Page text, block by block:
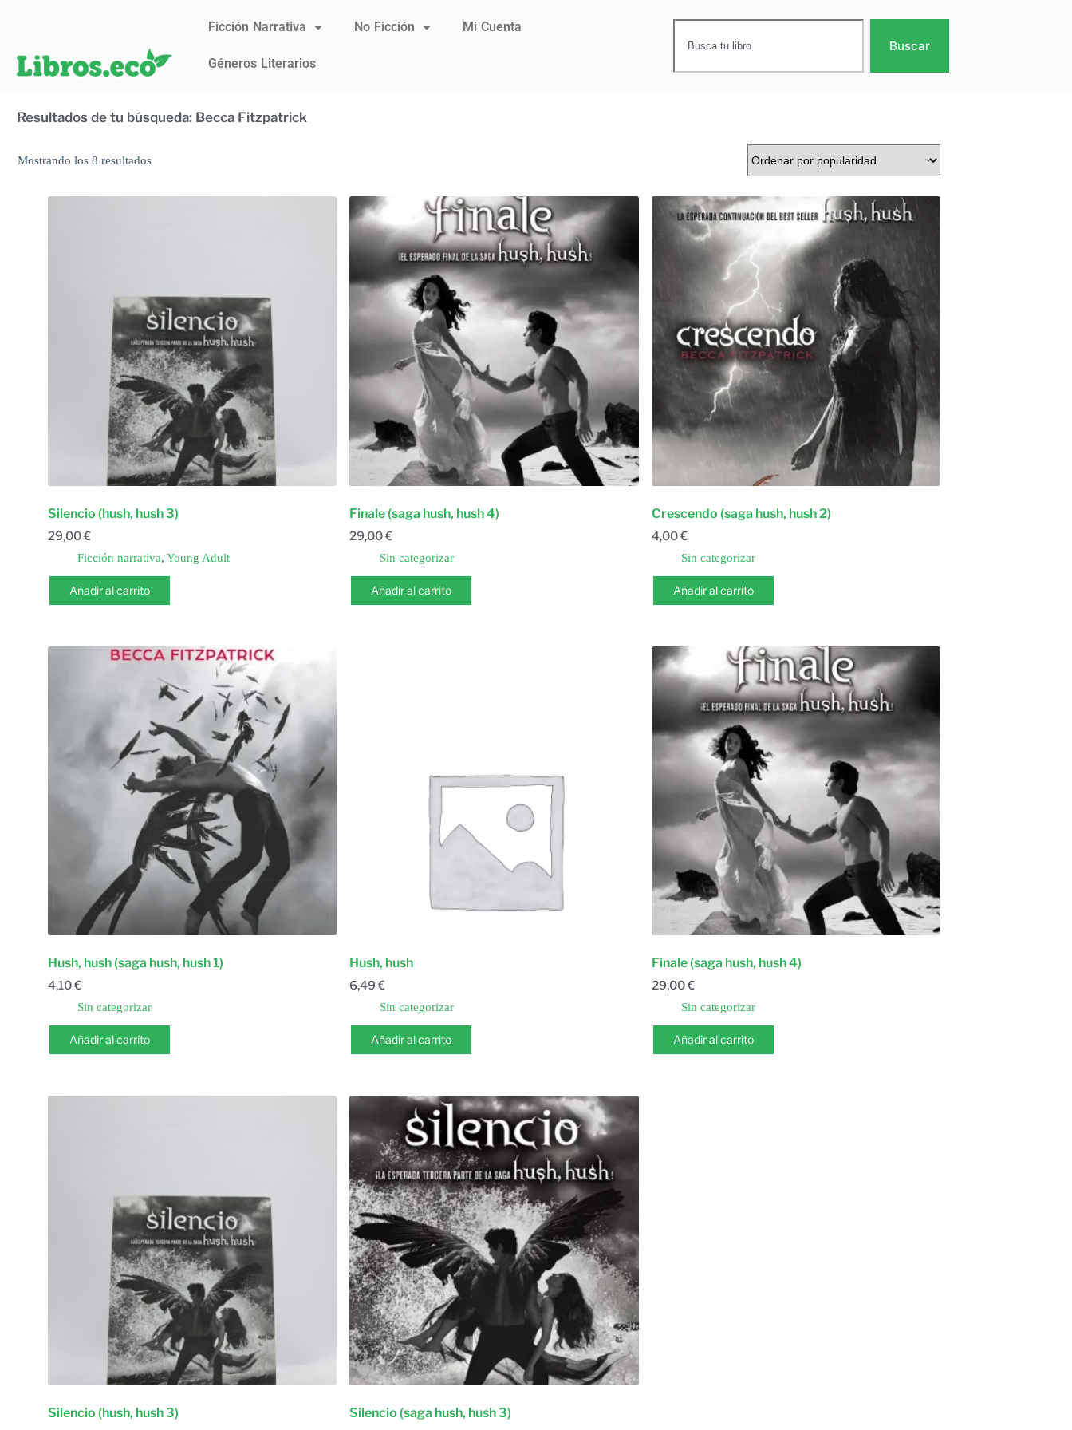
Ficción Narrativa No Ficción Mi Cuenta
Géneros Literarios
Buscar
Resultados de tu búsqueda: Becca Fitzpatrick
Mostrando los 8 resultados
Silencio (hush, hush 3)
29,00€
Ficción narrativa, Young Adult
Añadir al carrito
Finale (saga hush, hush 4)
29,00€
Sin categorizar
Añadir al carrito
Crescendo (saga hush, hush 2)
4,00€
Sin categorizar
Añadir al carrito
Hush, hush (saga hush, hush 1)
4,10€
Sin categorizar
Añadir al carrito
Hush, hush
6,49 €
Sin categorizar
Añadir al carrito
Finale (saga hush, hush 4)
29,00€
Sin categorizar
Añadir al carrito
Silencio (hush, hush 3) Silencio (saga hush, hush 3)